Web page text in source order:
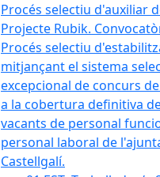
Procés selectiu d'auxiliar
Projecte Rubik.
Procés selectiu
mitjançant el sistema
excepcional de concurs
a la cobertura definitiva
vacants de personal
personal laboral de
Castellgalí.